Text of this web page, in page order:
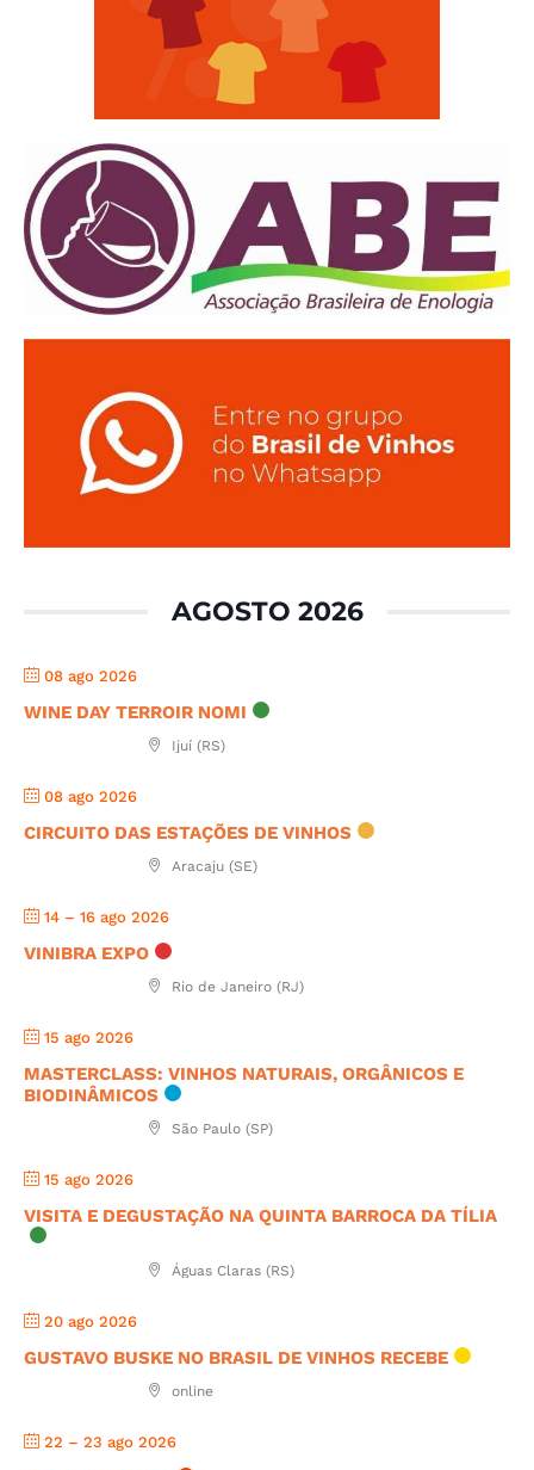
AGOSTO 2026
08 ago 2026
WINE DAY TERROIR NOMI
Ijuí (RS)
08 ago 2026
CIRCUITO DAS ESTAÇÕES DE VINHOS
Aracaju (SE)
14 – 16 ago 2026
VINIBRA EXPO
Rio de Janeiro (RJ)
15 ago 2026
MASTERCLASS: VINHOS NATURAIS, ORGÂNICOS E
BIODINÂMICOS
São Paulo (SP)
15 ago 2026
VISITA E DEGUSTAÇÃO NA QUINTA BARROCA DA TÍLIA
Águas Claras (RS)
20 ago 2026
GUSTAVO BUSKE NO BRASIL DE VINHOS RECEBE
online
22 – 23 ago 2026